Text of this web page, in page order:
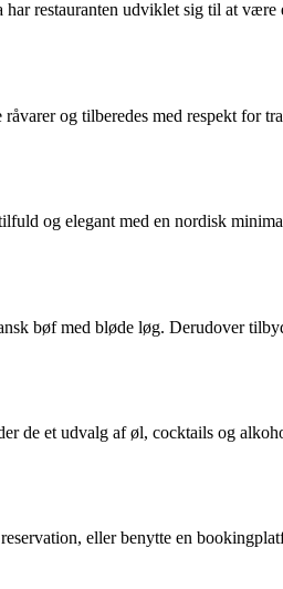
restauranten udviklet sig til at være
og tilberedes med respekt for
og elegant med en nordisk
bøf med bløde løg. Derudover
de et udvalg af øl, cocktails og
eller benytte en